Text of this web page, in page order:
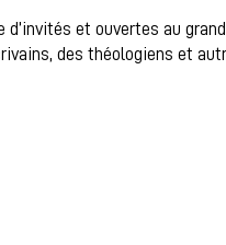
et ouvertes au
des théologiens et